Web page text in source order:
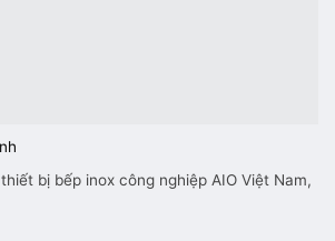
bị bếp inox công nghiệp AIO Việt Nam,